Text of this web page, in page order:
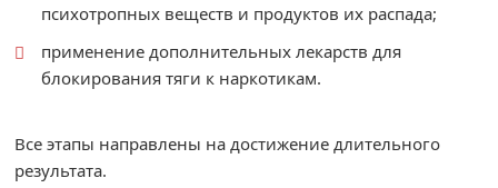
психотропных веществ и продуктов их распада;
применение дополнительных лекарств для
блокирования тяги к наркотикам.
Все этапы направлены на достижение длительного
результата.